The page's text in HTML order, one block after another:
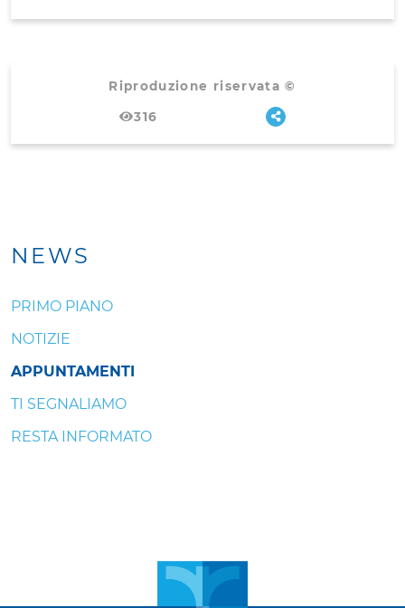
Riproduzione riservata ©
316
NEWS
PRIMO PIANO
NOTIZIE
APPUNTAMENTI
TI SEGNALIAMO
RESTA INFORMATO